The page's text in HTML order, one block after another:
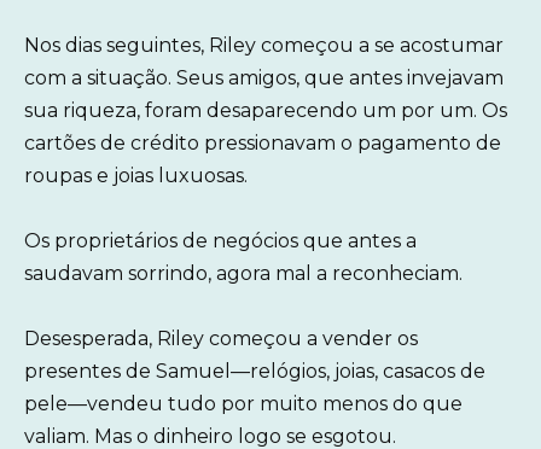
Nos dias seguintes, Riley começou a se acostumar
com a situação. Seus amigos, que antes invejavam
sua riqueza, foram desaparecendo um por um. Os
cartões de crédito pressionavam o pagamento de
roupas e joias luxuosas.
Os proprietários de negócios que antes a
saudavam sorrindo, agora mal a reconheciam.
Desesperada, Riley começou a vender os
presentes de Samuel—relógios, joias, casacos de
pele—vendeu tudo por muito menos do que
valiam. Mas o dinheiro logo se esgotou.